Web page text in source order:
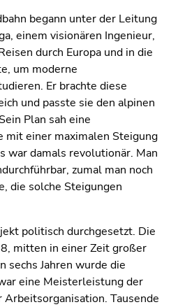
begann unter der Leitung
einem visionären Ingenieur,
durch Europa und in die
um moderne
Er brachte diese
und passte sie den alpinen
Plan sah eine
mit einer maximalen Steigung
war damals revolutionär. Man
zumal man noch
die solche Steigungen
politisch durchgesetzt. Die
mitten in einer Zeit großer
sechs Jahren wurde die
eine Meisterleistung der
Tausende